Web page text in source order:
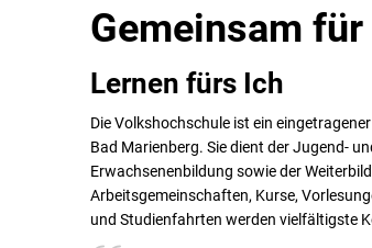
Volkshochschule
(VHS)
Gemeinsam
Lernen fürs Ich
Die Volkshochschule ist ein
Bad Marienberg. Sie dient der Jugend-
Erwachsenenbildung sowie der
Arbeitsgemeinschaften, Kurse,
und Studienfahrten werden vielfältigste